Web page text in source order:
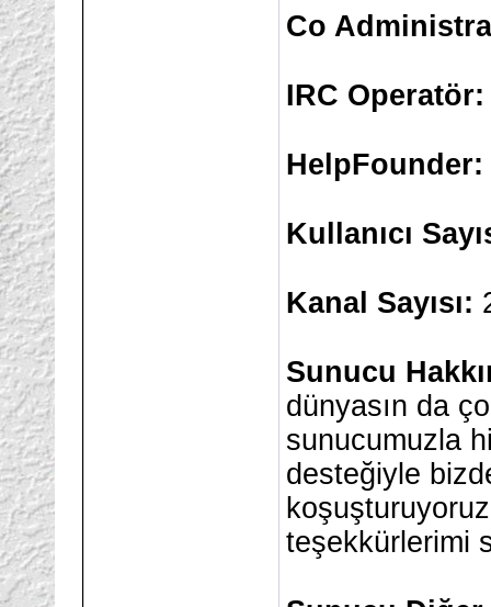
Co
IRC Operatör:
HelpFounder:
Kullanıcı
Kanal Sayısı:
Sunucu
dünyasın da
sunucumuzla
desteğiyle
teşekkürlerimi